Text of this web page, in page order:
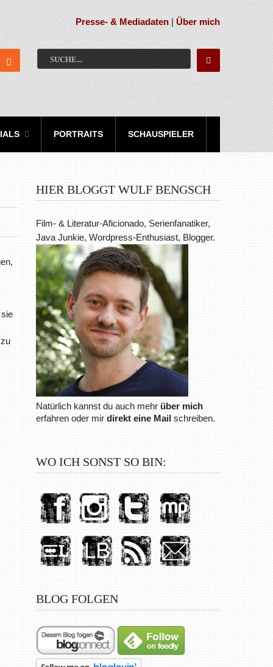
Presse- & Mediadaten |Über mich
PORTRAITS SCHAUSPIELER
HIER BLOGGT WULF BENGSCH
Film- & Literatur-Aficionado, Serienfanatiker,
Java Junkie, Wordpress-Enthusiast, Blogger.
Natürlich kannst du auch mehr über mich
erfahren oder mirdirekt eine Mail schreiben.
WO ICH SONST SO BIN:
BLOG FOLGEN